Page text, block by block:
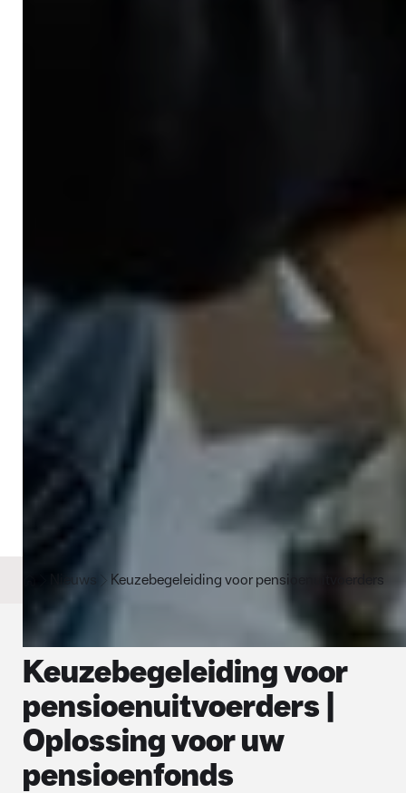
Nieuws Keuzebegeleiding voor pensioenuitvoerders |
Keuzebegeleiding voor
pensioenuitvoerders |
Oplossing voor uw
pensioenfonds